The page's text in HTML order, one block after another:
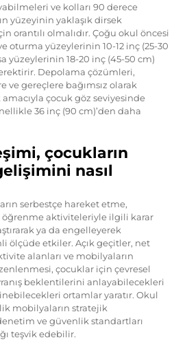
ve kolları 90 derece
yüzeyinin yaklaşık dirsek
orantılı olmalıdır. Çoğu okul öncesi
oturma yüzeylerinin 10-12 inç (25-30
yüzeylerinin 18-20 inç (45-50 cm)
Depolama çözümleri,
ve gereçlere bağımsız olarak
çocuk göz seviyesinde
36 inç (90 cm)’den daha
çocukların
nasıl
serbestçe hareket etme,
öğrenme aktiviteleriyle ilgili karar
ya da engelleyerek
ölçüde etkiler. Açık geçitler, net
alanları ve mobilyaların
çocuklar için çevresel
beklentilerini anlayabilecekleri
ortamlar yaratır. Okul
mobilyaların stratejik
ve güvenlik standartları
teşvik edebilir.